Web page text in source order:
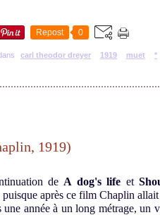
Repost 0
carl theodor dreyer 1919 muet *
1919)
de A dog's life et
après ce film Chaplin
une année à un long métrage, un